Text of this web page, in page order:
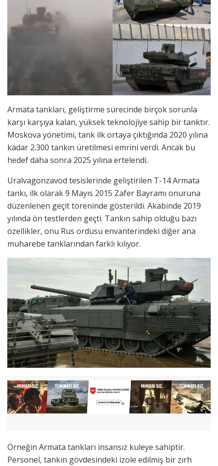
Armata tankları, geliştirme sürecinde birçok sorunla
karşı karşıya kalan, yüksek teknolojiye sahip bir tanktır.
Moskova yönetimi, tank ilk ortaya çıktığında 2020 yılına
kadar 2.300 tankın üretilmesi emrini verdi. Ancak bu
hedef daha sonra 2025 yılına ertelendi.
Uralvagonzavod tesislerinde geliştirilen T-14 Armata
tankı, ilk olarak 9 Mayıs 2015 Zafer Bayramı onuruna
düzenlenen geçit töreninde gösterildi. Akabinde 2019
yılında ön testlerden geçti. Tankın sahip olduğu bazı
özellikler, onu Rus ordusu envanterindeki diğer ana
muharebe tanklarından farklı kılıyor.
Örneğin Armata tankları insansız kuleye sahiptir.
Personel, tankın gövdesindeki izole edilmiş bir zırh